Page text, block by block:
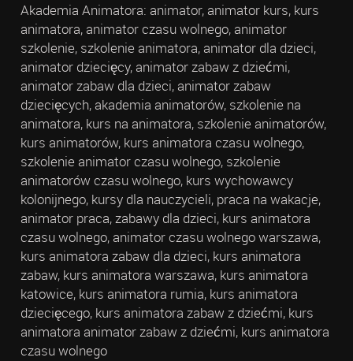
Akademia Animatora: animator, animator kurs, kurs
animatora, animator czasu wolnego, animator
szkolenie, szkolenie animatora, animator dla dzieci,
animator dziecięcy, animator zabaw z dziećmi,
animator zabaw dla dzieci, animator zabaw
dziecięcych, akademia animatorów, szkolenie na
animatora, kurs na animatora, szkolenie animatorów,
kurs animatorów, kurs animatora czasu wolnego,
szkolenie animator czasu wolnego, szkolenie
animatorów czasu wolnego, kurs wychowawcy
kolonijnego, kursy dla nauczycieli, praca na wakacje,
animator praca, zabawy dla dzieci, kurs animatora
czasu wolnego, animator czasu wolnego warszawa,
kurs animatora zabaw dla dzieci, kurs animatora
zabaw, kurs animatora warszawa, kurs animatora
katowice, kurs animatora rumia, kurs animatora
dziecięcego, kurs animatora zabaw z dziećmi, kurs
animatora animator zabaw z dziećmi, kurs animatora
czasu wolnego